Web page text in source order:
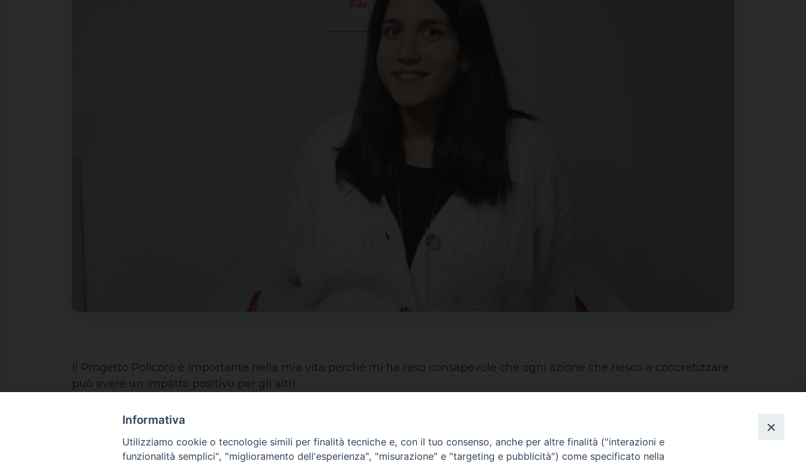
Il Progetto Policoro è importante nella mia vita perché mi ha reso consapevole che ogni azione che riesco a concretizzare
può avere un impatto positivo per gli altri.
Informativa
Utilizziamo cookie o tecnologie simili per finalità tecniche e, con il tuo consenso, anche per altre finalità ("interazioni e
funzionalità semplici", "miglioramento dell'esperienza", "misurazione" e "targeting e pubblicità") come specificato nella